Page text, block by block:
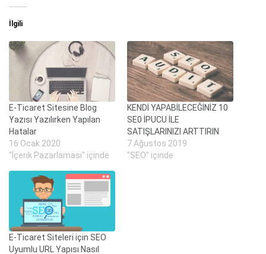
İlgili
E-Ticaret Sitesine Blog
Yazısı Yazılırken Yapılan
Hatalar
16 Ocak 2020
"İçerik Pazarlaması" içinde
KENDİ YAPABİLECEĞİNİZ 10
SE0 İPUCU İLE
SATIŞLARINIZI ARTTIRIN
7 Ağustos 2019
"SEO" içinde
E-Ticaret Siteleri için SEO
Uyumlu URL Yapısı Nasıl